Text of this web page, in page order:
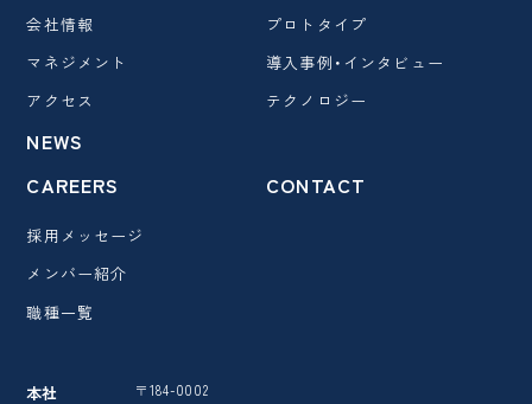
本社
〒184-0002
会社情報
マネジメント
アクセス
プロトタイプ
導入事例・インタビュー
テクノロジー
NEWS
CAREERS
採用メッセージ
メンバー紹介
職種一覧
CONTACT